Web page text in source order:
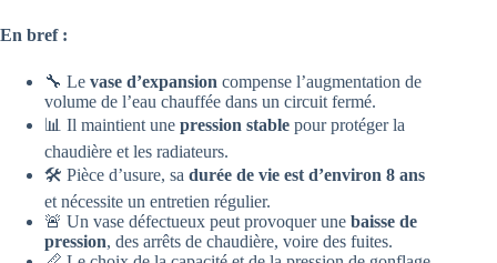
En bref :
🔧 Le vase d’expansion compense l’augmentation de
volume de l’eau chauffée dans un circuit fermé.
📊 Il maintient une pression stable pour protéger la
chaudière et les radiateurs.
🛠️ Pièce d’usure, sa durée de vie est d’environ 8 ans
et nécessite un entretien régulier.
🚨 Un vase défectueux peut provoquer une baisse de
pression, des arrêts de chaudière, voire des fuites.